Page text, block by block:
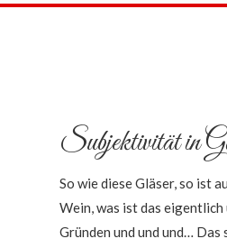
Subjektivität in
So wie diese Gläser, so ist
Wein, was ist das
Gründen und und und…